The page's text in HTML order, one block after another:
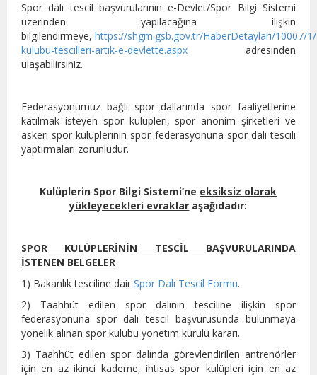
Spor dalı tescil başvurularının e-Devlet/Spor Bilgi Sistemi
üzerinden yapılacağına ilişkin
bilgilendirmeye, https://shgm.gsb.gov.tr/HaberDetaylari/10007/
kulubu-tescilleri-artik-e-devlette.aspx adresinden
ulaşabilirsiniz.
Federasyonumuz bağlı spor dallarında spor faaliyetlerine
katılmak isteyen spor kulüpleri, spor anonim şirketleri ve
askeri spor kulüplerinin spor federasyonuna spor dalı tescili
yaptırmaları zorunludur.
Kulüplerin Spor Bilgi Sistemi’ne eksiksiz olarak
yükleyecekleri evraklar aşağıdadır:
SPOR KULÜPLERİNİN TESCİL BAŞVURULARINDA
İSTENEN BELGELER
1) Bakanlık tesciline dair Spor Dalı Tescil Formu.
2) Taahhüt edilen spor dalının tesciline ilişkin spor
federasyonuna spor dalı tescil başvurusunda bulunmaya
yönelik alınan spor kulübü yönetim kurulu kararı.
3) Taahhüt edilen spor dalında görevlendirilen antrenörler
için en az ikinci kademe, ihtisas spor kulüpleri için en az